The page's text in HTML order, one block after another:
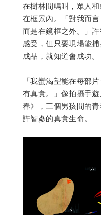
在樹林間鳴叫，眾人
在框景內。「對我而
而是在鏡框之外。」
感受，但只要現場能
成品，就知道會成功。
「我蠻渴望能在每部
有真實。」像拍攝手
春》，三個男孩間的
許智彥的真實生命。